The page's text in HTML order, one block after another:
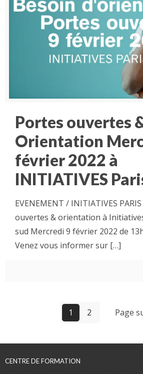
Portes ouvertes
Orientation
février 2022 à
INITIATIVES
EVENEMENT / INITIATIVES
ouvertes & orientation à
sud Mercredi 9 février 2022 de
Venez vous informer sur […]
1 2 Page
CENTRE DE FORMATION